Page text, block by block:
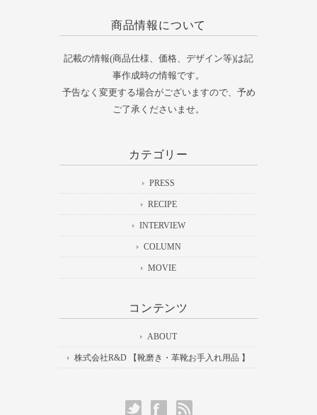
商品情報について
記載の情報(商品仕様、価格、デザイン等)は記
事作成時の情報です。
予告なく変更する場合がございますので、予め
ご了承くださいませ。
カテゴリー
PRESS
RECIPE
INTERVIEW
COLUMN
MOVIE
コンテンツ
ABOUT
株式会社R&D 【靴磨き・革靴お手入れ用品 】